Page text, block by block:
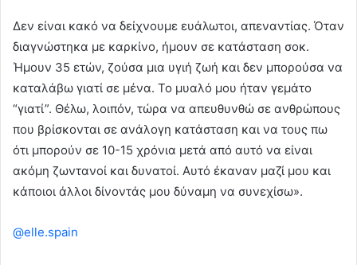
Δεν είναι κακό να δείχνουμε ευάλωτοι, απεναντίας. Όταν
διαγνώστηκα με καρκίνο, ήμουν σε κατάσταση σοκ.
Ήμουν 35 ετών, ζούσα μια υγιή ζωή και δεν μπορούσα να
καταλάβω γιατί σε μένα. Το μυαλό μου ήταν γεμάτο
“γιατί”. Θέλω, λοιπόν, τώρα να απευθυνθώ σε ανθρώπους
που βρίσκονται σε ανάλογη κατάσταση και να τους πω
ότι μπορούν σε 10-15 χρόνια μετά από αυτό να είναι
ακόμη ζωντανοί και δυνατοί. Αυτό έκαναν μαζί μου και
κάποιοι άλλοι δίνοντάς μου δύναμη να συνεχίσω».
@elle.spain